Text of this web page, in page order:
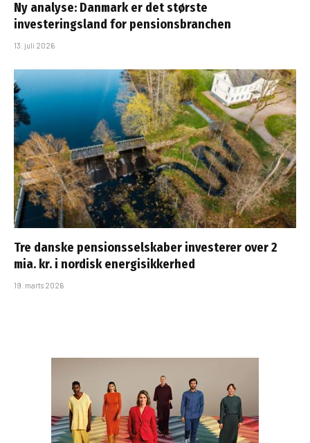
Ny analyse: Danmark er det største
investeringsland for pensionsbranchen
13. juli 2026
Tre danske pensionsselskaber investerer over 2
mia. kr. i nordisk energisikkerhed
19. marts 2026